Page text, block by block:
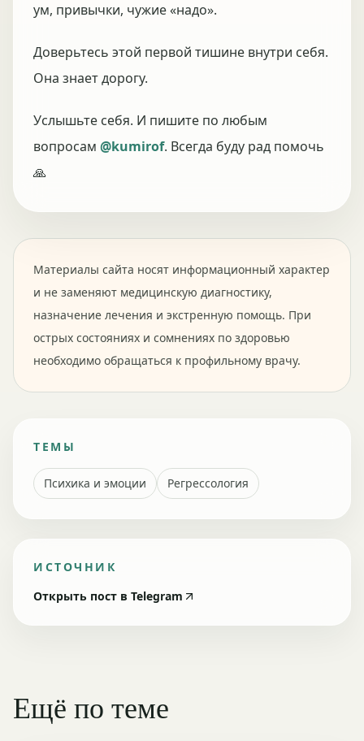
ум, привычки, чужие «надо».
Доверьтесь этой первой тишине внутри себя.
Она знает дорогу.
Услышьте себя. И пишите по любым
вопросам @kumirof. Всегда буду рад помочь
🙏
Материалы сайта носят информационный характер
и не заменяют медицинскую диагностику,
назначение лечения и экстренную помощь. При
острых состояниях и сомнениях по здоровью
необходимо обращаться к профильному врачу.
ТЕМЫ
Психика и эмоции Регрессология
ИСТОЧНИК
Открыть пост в Telegram
Ещё по теме